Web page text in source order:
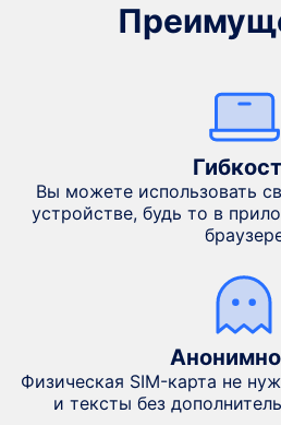
Вы можете использовать
устройстве, будь то в
Физическая SIM-карта не
и тексты без